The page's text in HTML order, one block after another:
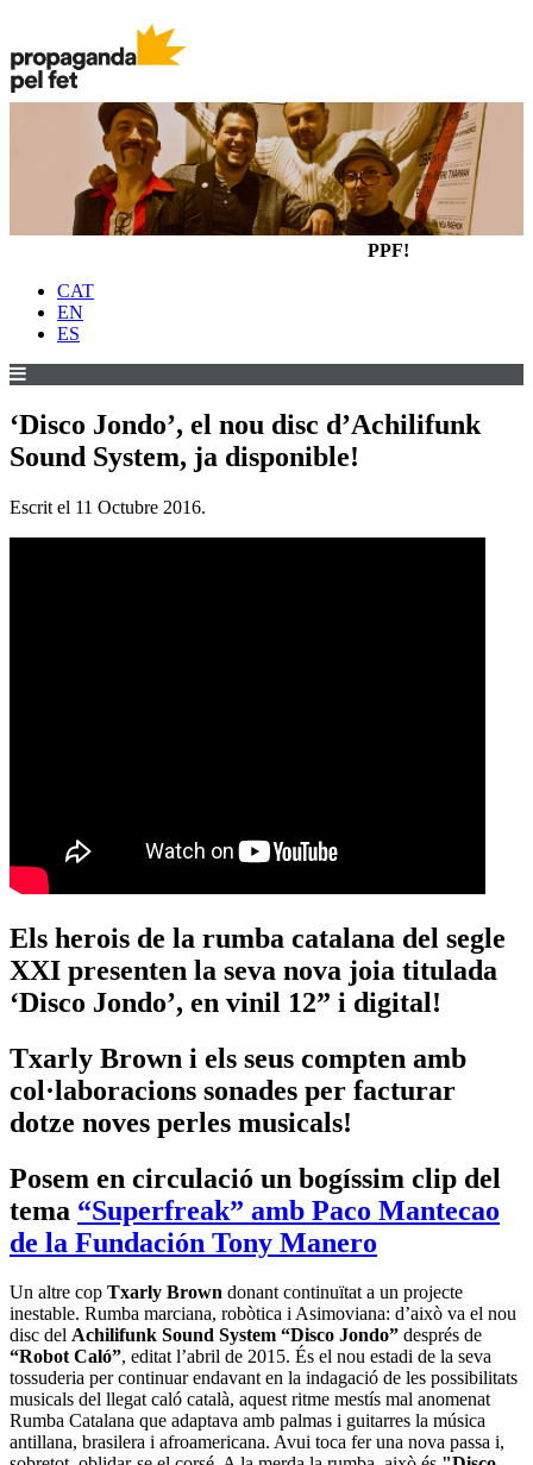
PPF!
CAT
EN
ES
‘Disco Jondo’, el nou disc d’Achilifunk
Sound System, ja disponible!
Escrit el 11 Octubre 2016.
Els herois de la rumba catalana del segle
XXI presenten la seva nova joia titulada
‘Disco Jondo’, en vinil 12” i digital!
Txarly Brown i els seus compten amb
col·laboracions sonades per facturar
dotze noves perles musicals!
Posem en circulació un bogíssim clip del
tema “Superfreak” amb Paco Mantecao
de la Fundación Tony Manero
Un altre cop Txarly Brown donant continuïtat a un projecte
inestable. Rumba marciana, robòtica i Asimoviana: d’això va el nou
disc del Achilifunk Sound System “Disco Jondo” després de
“Robot Caló”, editat l’abril de 2015. És el nou estadi de la seva
tossuderia per continuar endavant en la indagació de les possibilitats
musicals del llegat caló català, aquest ritme mestís mal anomenat
Rumba Catalana que adaptava amb palmas i guitarres la música
antillana, brasilera i afroamericana. Avui toca fer una nova passa i,